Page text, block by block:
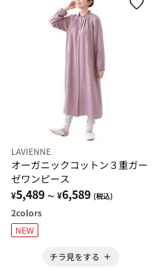
LAVIENNE
オーガニックコットン３重ガー
ゼワンピース
¥5,489 ～ ¥6,589 (税込)
2colors
NEW
チラ見をする